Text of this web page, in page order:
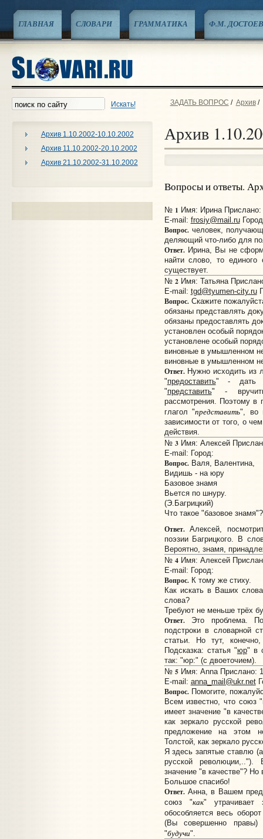
ГЛАВНАЯ СЛОВАРИ ГРАММАТИКА Ф.М.
Искать!
Архив 1.10.2002-10.10.2002
Архив 11.10.2002-20.10.2002
Архив 21.10.2002-31.10.2002
ЗАДАТЬ ВОПРОС / Архив/
Архив
Вопросы и ответы.
№ 1 Имя: Ирина Прислано:
E-mail: frosiy@mail.ru
Вопрос.человек,
деляющий что-либо для
Ответ.Ирина, Вы не
найти слово, то единого
существует.
№ 2Имя: Татьяна
E-mail: tgd@tyumen-city.ru
Вопрос.Скажите
обязаны представлять
обязаны предоставлять
установлен особый
установлене особый
виновные в умышленном
виновные в умышленном
Ответ.Нужно исходить из
"предоставить" - дать
"представить" - вручить
рассмотрения. Поэтому
глагол "представить", во
зависимости от того, о
действия.
№ 3Имя: Алексей
E-mail: Город:
Вопрос.Валя, Валентина,
Видишь - на юру
Базовое знамя
Вьется по шнуру.
(Э.Багрицкий)
Что такое "базовое знамя"?
Ответ.Алексей,
поэзии Багрицкого. В
Вероятно, знамя,
№ 4Имя: Алексей
E-mail: Город:
Вопрос.К тому же стиху.
Как искать в Ваших
слова?
Требуют не меньше трёх
Ответ.Это проблема.
подстроки в словарной
статьи. Но тут,
Подсказка: статья "юр" в
так: "юр:" (с двоеточием).
№ 5Имя: Anna Прислано:
E-mail: anna_mail@ukr.net
Вопрос.Помогите,
Всем известно, что союз
имеет значение "в
как зеркало русской
предложение на этом
Толстой, как зеркало
Я здесь запятые ставлю
русской
значение "в качестве"? Но
Большое спасибо!
Ответ.Анна, в Вашем
союз "как" утрачивает
обособляется весь
(Вы совершенно
"будучи".